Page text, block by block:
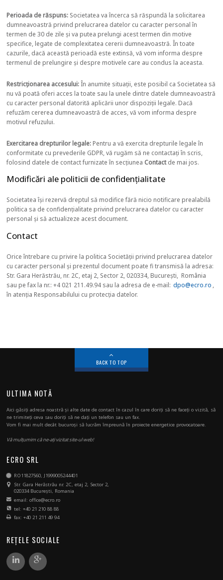
Perioada de răspuns: Societatea va încerca să răspundă la solicitarea
dumneavoastră privind prelucrarea datelor cu caracter personal în
termen de 30 de zile și va putea prelungi acest termen din motive
specifice, legate de complexitatea cererii dumneavoastră. În toate
cazurile, dacă această perioadă este extinsă, vă vom informa despre
termenul de prelungire și despre motivele care au condus la aceasta.
Restricționarea accesului:În anumite situații, este posibil ca Societatea să
nu vă poată oferi acces la toate sau la unele dintre datele dumneavoastră
cu caracter personal datorită aplicării unor dispoziții legale. Dacă
refuzăm cererea dumneavoastră de acces, vă vom informa despre
motivul refuzului.
Exercitarea drepturilor legale: Pentru a vă exercita drepturile legale în
conformitate cu prevederile GDPR, vă rugăm să ne contactați în scris,
folosind datele de contact furnizate în secțiunea Contactde mai jos.
Modificări ale politicii de confidențialitate
Societatea își rezervă dreptul să modifice fără nicio notificare prealabilă
politica sa de confidențialitate privind prelucrarea datelor cu caracter
personal și să actualizeze acest document.
Contact
Orice întrebare cu privire la politica Societății privind prelucrarea datelor
cu caracter personal și prezentul document poate fi transmisă la adresa:
Str. Gara Herăstrău, nr. 2C, etaj 2, Sector 2, 020334, București, România
sau pe fax la nr.: +4 021 211.49.94 sau la adresa de e-mail: dpo@ecro.ro ,
în atenția Responsabilului cu protecția datelor.
BACK TO TOP
ULTIMA NOTĂ
Aici găsiți adresa noastră și alte date de contact în cazul în care doriți să ne faceți o vizită, să
ne trimiteți ceva sau doriți să ne dați un telefon sau un fax.
Vom fi mai mult decât bucuroși să lucrăm împreună în proiecte energetice provocatoare.
Vă mulțumim că ne-ați vizitat site-ul web!
ECRO SRL
RO11827560, J1999005244401
Str. Gara Herăstrău nr. 2C, etaj 2, Sector 2,
020334 București, Romania
email: office@ecro.ro
tel: +40 21 210 88 88
fax: +40 21 211 49 94
REȚELE SOCIALE